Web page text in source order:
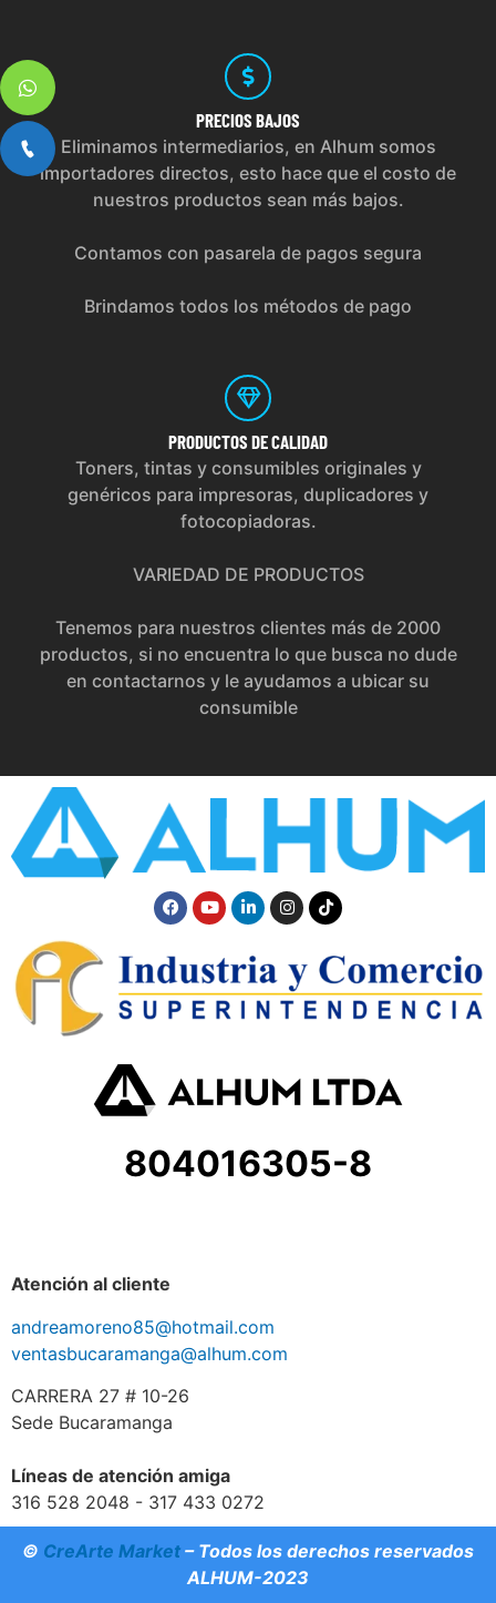
PRECIOS BAJOS
Eliminamos intermediarios, en Alhum somos
importadores directos, esto hace que el costo de
nuestros productos sean más bajos.
Contamos con pasarela de pagos segura
Brindamos todos los métodos de pago
PRODUCTOS DE CALIDAD
Toners, tintas y consumibles originales y
genéricos para impresoras, duplicadores y
fotocopiadoras.
VARIEDAD DE PRODUCTOS
Tenemos para nuestros clientes más de 2000
productos, si no encuentra lo que busca no dude
en contactarnos y le ayudamos a ubicar su
consumible
804016305-8
Atención al cliente
andreamoreno85@hotmail.com
ventasbucaramanga@alhum.com
CARRERA 27 # 10-26
Sede Bucaramanga
Líneas de atención amiga
316 528 2048 - 317 433 0272
© CreArte Market – Todos los derechos reservados
ALHUM-2023